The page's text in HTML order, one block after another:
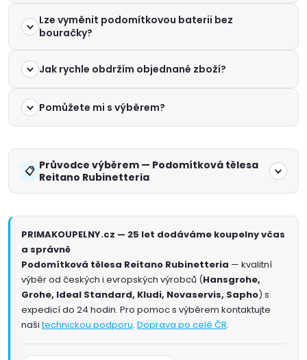
Lze vyměnit podomítkovou baterii bez
bouračky?
Jak rychle obdržím objednané zboží?
Pomůžete mi s výběrem?
Průvodce výběrem — Podomítková tělesa
Reitano Rubinetteria
PRIMAKOUPELNY.cz — 25 let dodáváme koupelny včas
a správně
Podomítková tělesa Reitano Rubinetteria — kvalitní
výběr od českých i evropských výrobců (Hansgrohe,
Grohe, Ideal Standard, Kludi, Novaservis, Sapho) s
expedicí do 24 hodin. Pro pomoc s výběrem kontaktujte
našitechnickou podporu. Doprava po celé ČR.